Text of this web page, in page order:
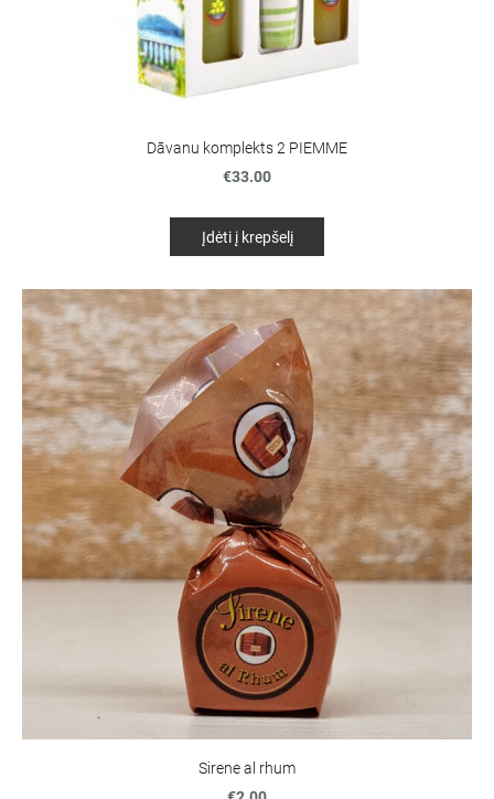
Dāvanu komplekts 2 PIEMME
€33.00
Įdėti į krepšelį
Sirene al rhum